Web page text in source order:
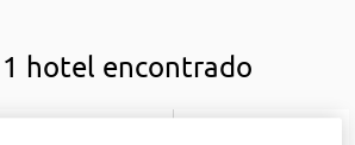
hotel encontrado